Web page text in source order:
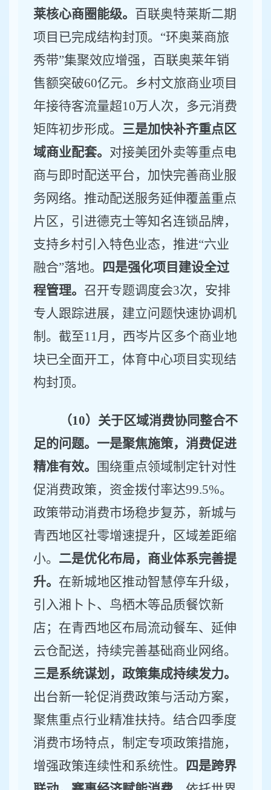
莱核心商圈能级。 百联奥特莱斯二期
项目已完成结构封顶。 “环奥莱商旅
秀带”集聚效应增强， 百联奥莱年销
售额突破60亿元。乡村文旅商业项目
年接待客流量超10万人次，多元消费
矩阵初步形成。 三是加快补齐重点区
域商业配套。 对接美团外卖等重点电
商与即时配送平台，加快完善商业服
务网络。推动配送服务延伸覆盖重点
片区，引进德克士等知名连锁品牌，
支持乡村引入特色业态，推进“六业
融合”落地。
四是强化项目建设全过
程管理。 召开专题调度会3次，安排
专人跟踪进展，建立问题快速协调机
制。 截至11月， 西岑片区多个商业地
块已全面开工，体育中心项目实现结
构封顶。
（10）关于区域消费协同整合不
足的问题。一是聚焦施策，消费促进
精准有效。
围绕重点领域制定针对性
促消费政策，资金拨付率达99.5%。
政策带动消费市场稳步复苏，新城与
青西地区社零增速提升，区域差距缩
小。 二是优化布局，商业体系完善提
升。 在新城地区推动智慧停车升级，
引入湘卜卜、鸟栖木等品质餐饮新
店；在青西地区布局流动餐车、延伸
云仓配送，持续完善基础商业网络。
三是系统谋划，政策集成持续发力。
出台新一轮促消费政策与活动方案，
聚焦重点行业精准扶持。结合四季度
消费市场特点 ， 制定专项政策措施，
增强政策连续性和系统性。
四是跨界